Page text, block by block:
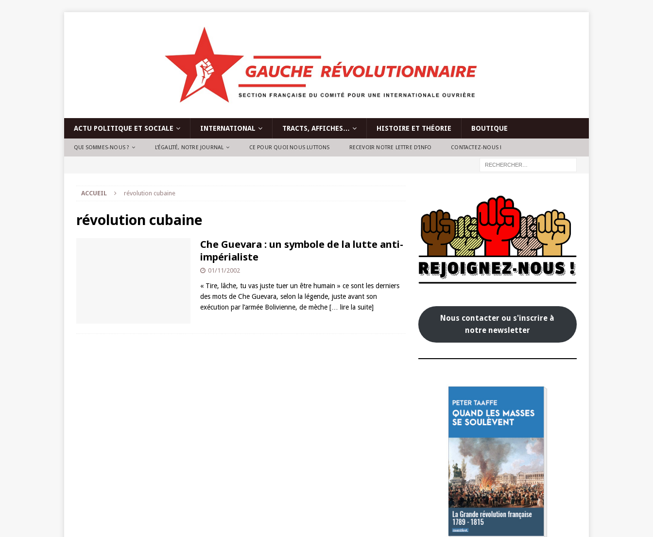
ACTU POLITIQUE ET SOCIALE INTERNATIONAL TRACTS, AFFICHES… HISTOIRE ET THÉORIE BOUTIQUE
QUI SOMMES-NOUS ? L’ÉGALITÉ, NOTRE JOURNAL CE POUR QUOI NOUS LUTTONS RECEVOIR NOTRE LETTRE D’INFO CONTACTEZ-NOUS !
ACCUEIL révolution cubaine
révolution cubaine
Che Guevara : un symbole de la lutte anti-
impérialiste
01/11/2002
« Tire, lâche, tu vas juste tuer un être humain » ce sont les derniers
des mots de Che Guevara, selon la légende, juste avant son
exécution par l’armée Bolivienne, de mèche [… lire la suite]
Nous contacter ou s'inscrire à
notre newsletter